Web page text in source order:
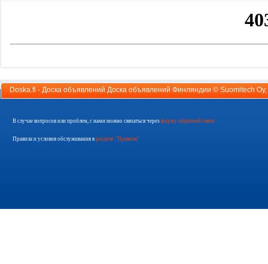
Doska.fi - Доска объявлений Доска объявлений Финляндии © Suomitech Oy
В случае вопросов или проблем, с нами можно связаться через форму обратной связи
Правила и условия обслуживания в разделе "Правила"